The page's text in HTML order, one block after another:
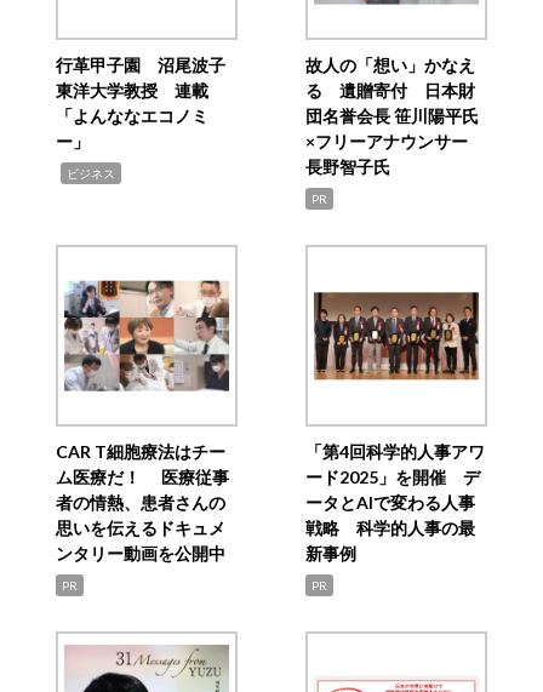
行革甲子園 沼尾波子
東洋大学教授 連載
「よんななエコノミ
ー」
ビジネス
故人の「想い」かなえ
る 遺贈寄付 日本財
団名誉会長 笹川陽平氏
×フリーアナウンサー
長野智子氏
PR
CAR T細胞療法はチー
ム医療だ！ 医療従事
者の情熱、患者さんの
思いを伝えるドキュメ
ンタリー動画を公開中
PR
「第4回科学的人事アワ
ード2025」を開催 デ
ータとAIで変わる人事
戦略 科学的人事の最
新事例
PR